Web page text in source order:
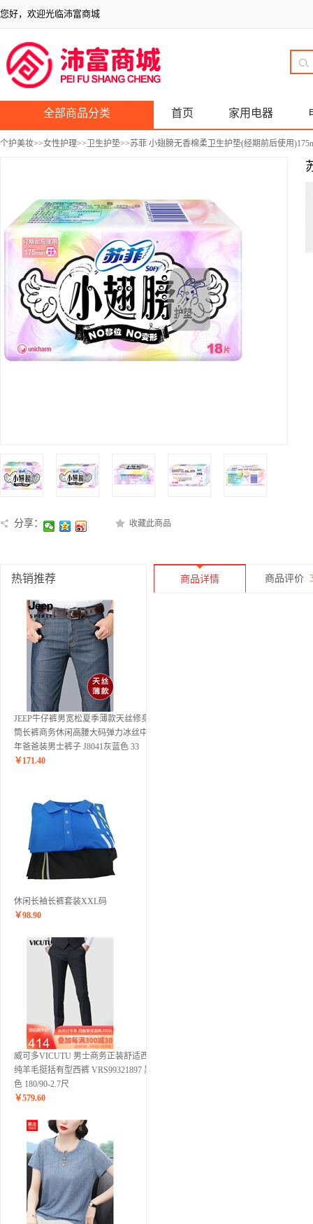
您好，欢迎光临沛富商城
全部商品分类 首页 家用电器
个护美妆>>女性护理>> 卫生护垫>>苏菲 小翅膀无香棉柔卫生护垫(经期前后使用
分享： 收藏此商品
热销推荐
JEEP牛仔裤男宽松夏季薄款天丝修身直
筒长裤商务休闲高腰大码弹力冰丝中老
年爸爸装男士裤子 J8041灰蓝色 33
￥ 171.40
休闲长袖长裤套装XXL码
￥98.90
威可多VICUTU 男士商务正装舒适西裤
纯羊毛挺括有型西裤 VRS99321897 黑
色 180/90-2.7尺
￥579.60
商品详情 商品评价